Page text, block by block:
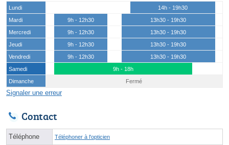
Lundi
14h - 19h30
Mardi
9h - 12h30
13h30 - 19h30
Mercredi
9h - 12h30
13h30 - 19h30
Jeudi
9h - 12h30
13h30 - 19h30
Vendredi
9h - 12h30
13h30 - 19h30
Samedi
9h - 18h
Dimanche
Fermé
Signaler une erreur
Contact
Téléphone Téléphoner à l'opticien